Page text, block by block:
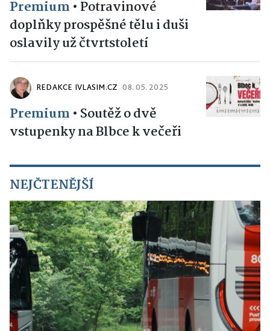
Premium • Potravinové
doplňky prospěšné tělu i duši
oslavily už čtvrtstoletí
REDAKCE IVLASIM.CZ 08. 05. 2025
Premium • Soutěž o dvě
vstupenky na Blbce k večeři
NEJČTENĚJŠÍ